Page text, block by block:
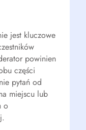
jest kluczowe
powinien
części
pytań od
miejscu lub
o